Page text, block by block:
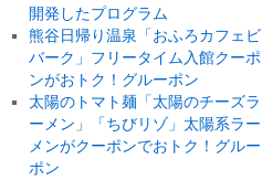
開発したプログラム
熊谷日帰り温泉「おふろカフェビ
バーク」フリータイム入館クーポ
ンがおトク！グルーポン
太陽のトマト麺「太陽のチーズラ
ーメン」「ちびリゾ」太陽系ラー
メンがクーポンでおトク！グルー
ポン